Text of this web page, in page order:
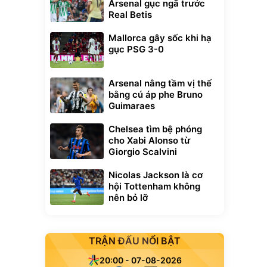
Bụi Lau
-
Vali Bamozo
Khung Nhôm
9066 Size
20/24/28 Cao Cấp
1.000.000
Arsenal gục ngã trước
Real Betis
Mallorca gây sốc khi hạ
gục PSG 3-0
Arsenal nâng tầm vị thế
bằng cú áp phe Bruno
Guimaraes
Chelsea tìm bệ phóng
cho Xabi Alonso từ
Giorgio Scalvini
Nicolas Jackson là cơ
hội Tottenham không
nên bỏ lỡ
TRẬN ĐẤU NỔI BẬT
20:00 - 07-08-2026